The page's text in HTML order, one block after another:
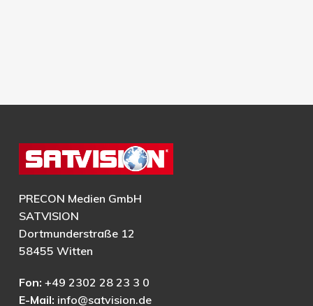
PRECON Medien GmbH
SATVISION
Dortmunderstraße 12
58455 Witten
Fon: +49 2302 28 23 3 0
E-Mail: info@satvision.de